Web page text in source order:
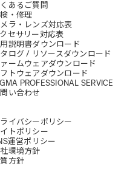
あるご質問
・修理
ラ・レンズ対応表
セサリー対応表
説明書ダウンロード
ログ / リソースダウンロード
ームウェアダウンロード
トウェアダウンロード
PROFESSIONAL SERVICE
い合わせ
イバシーポリシー
トポリシー
運営ポリシー
環境方針
方針